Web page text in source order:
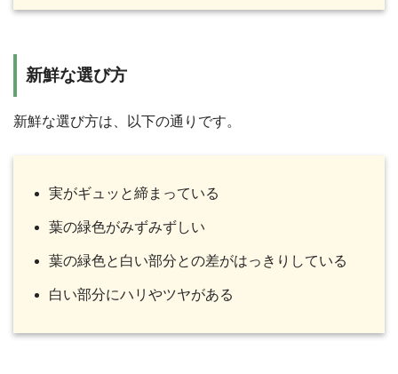
新鮮な選び方
新鮮な選び方は、以下の通りです。
実がギュッと締まっている
葉の緑色がみずみずしい
葉の緑色と白い部分との差がはっきりしている
白い部分にハリやツヤがある